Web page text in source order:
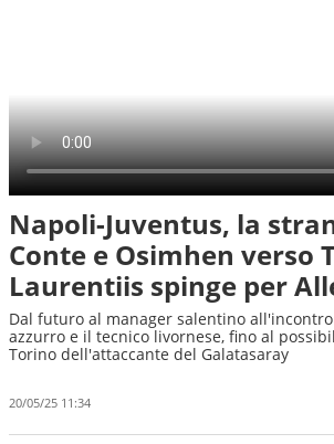
Napoli-Juventus, la
Conte e Osimhen verso
Laurentiis spinge per
Dal futuro al manager salentino
azzurro e il tecnico livornese, fino al
Torino dell'attaccante del Galatasaray
20/05/25 11:34